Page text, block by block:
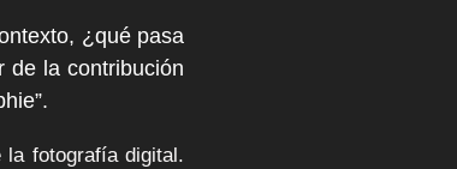
¿qué pasa
de la contribución
la fotografía digital.